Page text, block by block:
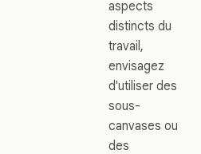
aspects
distincts du
travail,
envisagez
d'utiliser des
sous-
canvases ou
des